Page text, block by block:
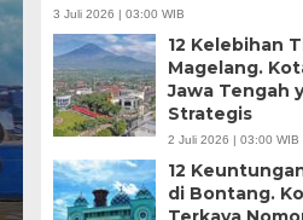
8 Cara
Wiri di
Kamis, 19 Feb 2026 - 03:00
3 Juli 2026 | 03:00 WIB
12 Kelebihan
Magelang.
Jawa Tengah
Strategis
2 Juli 2026 | 03:00 WIB
12
di Bontang.